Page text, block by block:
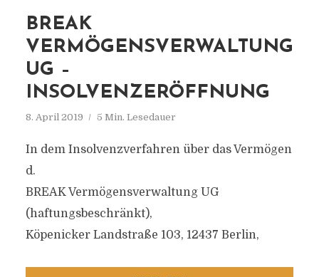
BREAK
VERMÖGENSVERWALTUNG
UG –
INSOLVENZERÖFFNUNG
8. April 2019 5 Min. Lesedauer
In dem Insolvenzverfahren über das Vermögen
d.
BREAK Vermögensverwaltung UG
(haftungsbeschränkt),
Köpenicker Landstraße 103, 12437 Berlin,